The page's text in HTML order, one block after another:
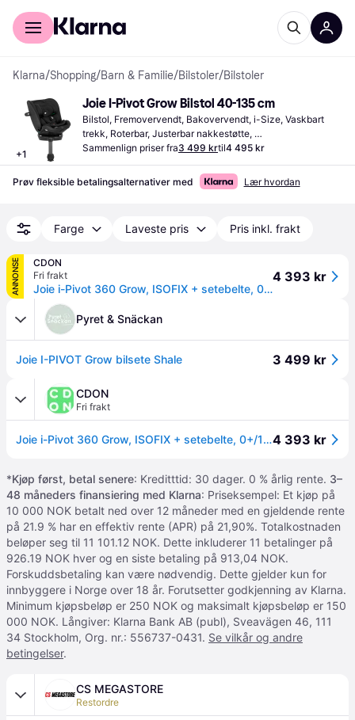
For kunder
Klarna/Shopping/Barn & Familie/Bilstoler/Bilstoler
+1
Joie I-Pivot Grow Bilstol 40-135 cm
Bilstol, Fremovervendt, Bakovervendt, i-Size, Vaskbart
trekk, Roterbar, Justerbar nakkestøtte,
Sidekollisjonsbeskyttelse (ASIP)
Sammenlign priser fra3 499 krtil4 495 kr
Prøv fleksible betalingsalternativer med Lær hvordan
Farge Laveste pris Pris inkl. frakt
ANNONSE
CDON
Fri frakt
Joie i-Pivot 360 Grow, ISOFIX + setebelte, 0+/1/2/3 (0 - 36kg; 0 måneder - 12 år), 5-punkt, Sidebeskyttelse, Hode-støtte, Vaskbart trekk
4 393 kr
Pyret & Snäckan
Joie I-PIVOT Grow bilsete Shale 3 499 kr
CDON
Fri frakt
Joie i-Pivot 360 Grow, ISOFIX + setebelte, 0+/1/2/3 (0 - 36kg; 0 måneder - 12 år), 5-punkt, Sidebeskyttelse, Hode-støtte, Vaskbart trekk4 393 kr
*Kjøp først, betal senere: Kreditttid: 30 dager. 0 % årlig rente. 3–
48 måneders finansiering med Klarna: Priseksempel: Et kjøp på
10 000 NOK betalt ned over 12 måneder med en gjeldende rente
på 21.9 % har en effektiv rente (APR) på 21,90%. Totalkostnaden
beløper seg til 11 101.12 NOK. Dette inkluderer 11 betalinger på
926.19 NOK hver og en siste betaling på 913,04 NOK.
Forskuddsbetaling kan være nødvendig. Dette gjelder kun for
innbyggere i Norge over 18 år. Forutsetter godkjenning av Klarna.
Minimum kjøpsbeløp er 250 NOK og maksimalt kjøpsbeløp er 150
000 NOK. Långiver: Klarna Bank AB (publ), Sveavägen 46, 111
34 Stockholm, Org. nr.: 556737-0431. Se vilkår og andre
betingelser.
CS MEGASTORE
Restordre